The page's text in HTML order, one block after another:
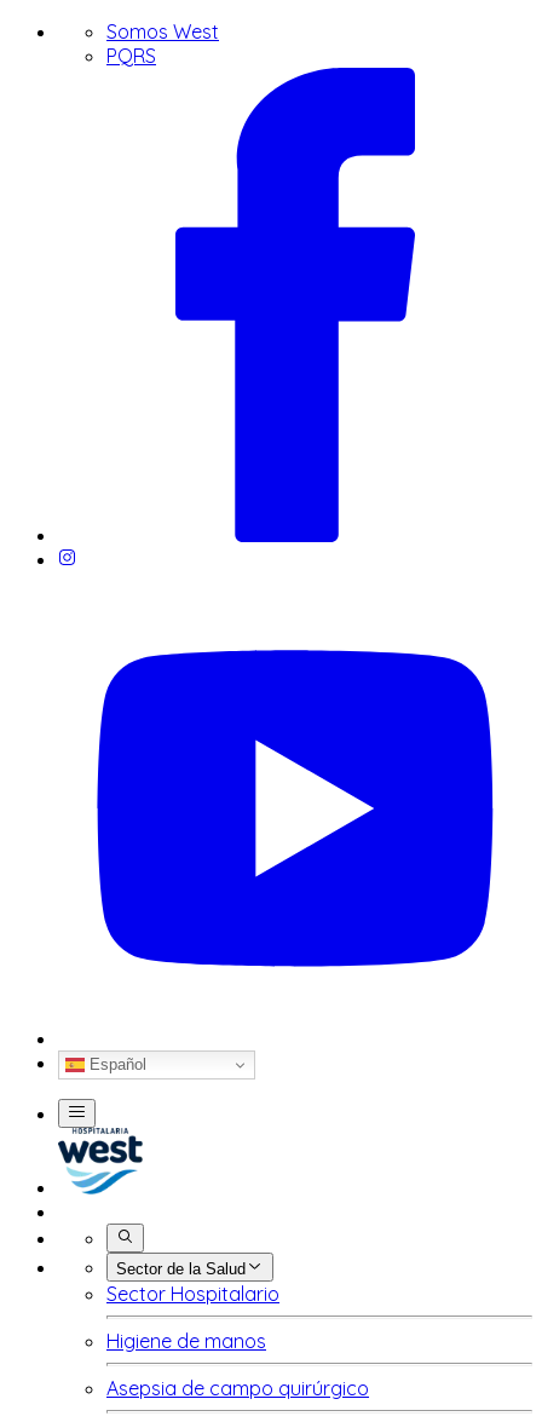
Somos West
PQRS
Español
Buscar
Sector de la Salud
Sector Hospitalario
Higiene de manos
Asepsia de campo quirúrgico